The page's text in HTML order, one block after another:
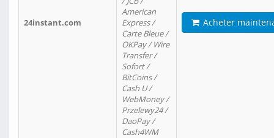
24instant.com
American
Express /
Carte Bleue /
OKPay / Wire
Transfer /
Sofort /
BitCoins /
Cash U /
WebMoney /
Przelewy24 /
DaoPay /
Cash4WM
Acheter